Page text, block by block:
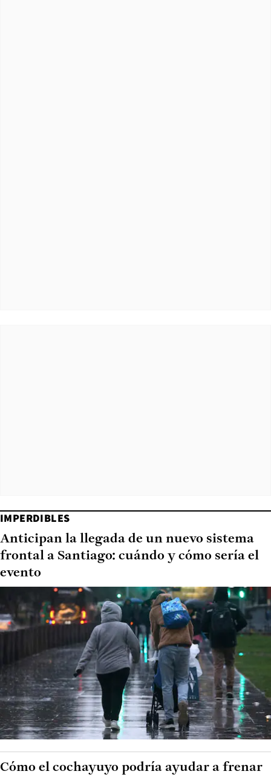
IMPERDIBLES
Anticipan la llegada de un nuevo sistema
frontal a Santiago: cuándo y cómo sería el
evento
Cómo el cochayuyo podría ayudar a frenar